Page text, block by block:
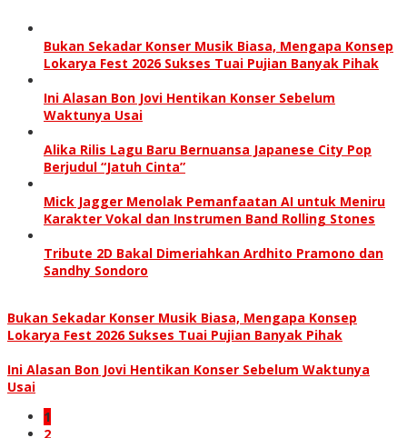
Bukan Sekadar Konser Musik Biasa, Mengapa Konsep
Lokarya Fest 2026 Sukses Tuai Pujian Banyak Pihak
Ini Alasan Bon Jovi Hentikan Konser Sebelum
Waktunya Usai
Alika Rilis Lagu Baru Bernuansa Japanese City Pop
Berjudul “Jatuh Cinta”
Mick Jagger Menolak Pemanfaatan AI untuk Meniru
Karakter Vokal dan Instrumen Band Rolling Stones
Tribute 2D Bakal Dimeriahkan Ardhito Pramono dan
Sandhy Sondoro
Bukan Sekadar Konser Musik Biasa, Mengapa Konsep
Lokarya Fest 2026 Sukses Tuai Pujian Banyak Pihak
Ini Alasan Bon Jovi Hentikan Konser Sebelum Waktunya
Usai
1
2